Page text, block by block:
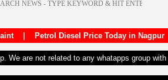
| Petrol Diesel Price Today in Nagpur
We are not related to any whatapps group